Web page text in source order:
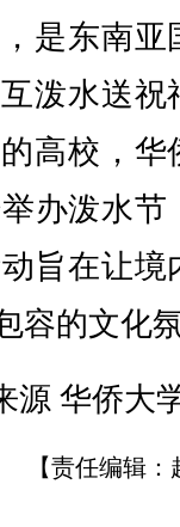
是东南亚
泼水送祝
高校，华
办泼水节
旨在让境
容的文化
华侨大
【责任编辑：